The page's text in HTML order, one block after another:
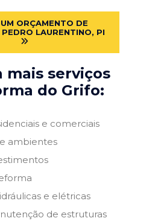
ORÇAMENTO DE
LAURENTINO, PI
mais serviços
do Grifo:
e comerciais
ambientes
e elétricas
de estruturas